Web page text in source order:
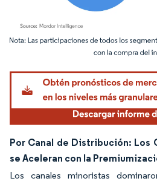
Imagen © Mordor Intelligence. El uso
Por Canal de Distribución: Los
se Aceleran con la
Los canales minoristas